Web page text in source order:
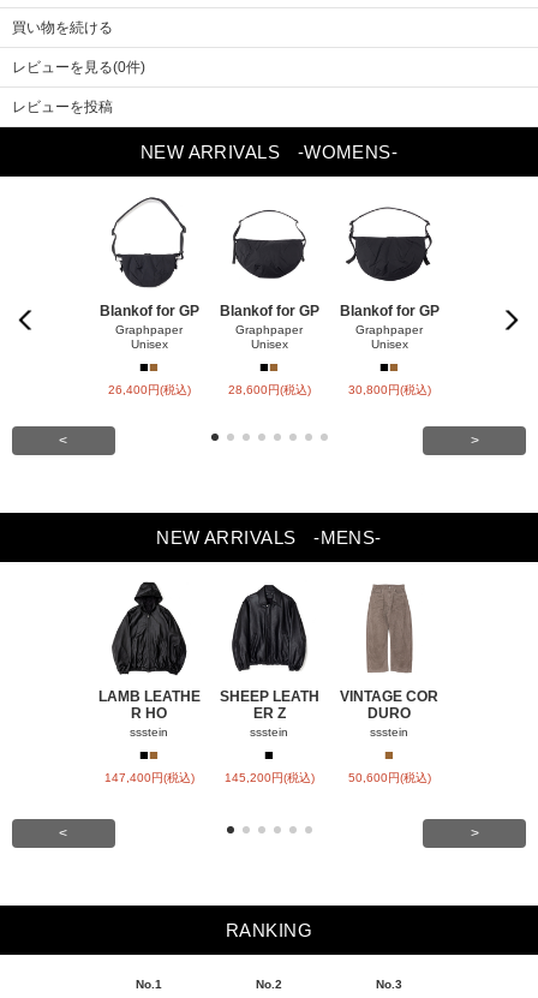
買い物を続ける
レビューを見る(0件)
レビューを投稿
NEW ARRIVALS -WOMENS-
Blankof for GP
Graphpaper
Unisex
■■
26,400円(税込)
Blankof for GP
Graphpaper
Unisex
■■
28,600円(税込)
Blankof for GP
Graphpaper
Unisex
■■
30,800円(税込)
LAMB
R HO
< >
NEW ARRIVALS -MENS-
LAMB LEATHE
R HO
ssstein
■■
147,400円(税込)
SHEEP LEATH
ER Z
ssstein
■
145,200円(税込)
VINTAGE COR
DURO
ssstein
■
50,600円(税込)
< >
RANKING
No.1 No.2 No.3